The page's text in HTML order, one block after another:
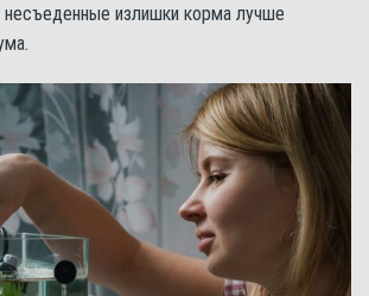
несъеденные излишки корма лучше